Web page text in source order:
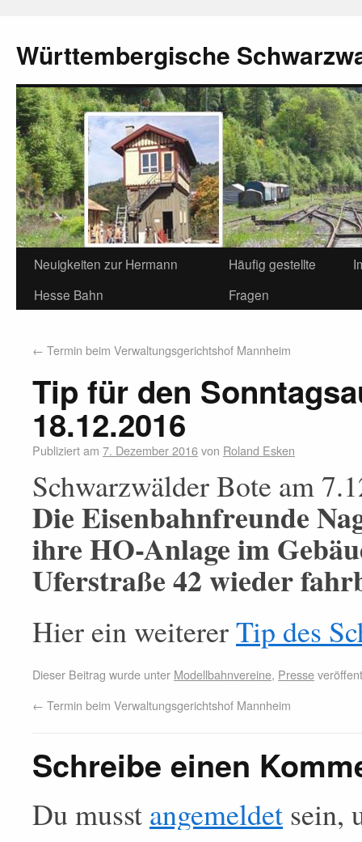
Württembergische
Neuigkeiten zur Hermann
Hesse Bahn
Häufig gestellte
Fragen
← Termin beim Verwaltungsgerichtshof Mannheim
Tip für den
18.12.2016
Publiziert am 7. Dezember 2016von Roland Esken
Schwarzwälder Bote am
Die Eisenbahnfreunde
ihre HO-Anlage im
Uferstraße 42 wieder
Hier ein weitererTip des
Dieser Beitrag wurde unter Modellbahnvereine, Presse
← Termin beim Verwaltungsgerichtshof Mannheim
Schreibe einen
Du musst angemeldet sein,